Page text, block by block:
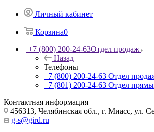
Личный кабинет
Корзина0
+7 (800) 200-24-63Отдел продаж
Назад
Телефоны
+7 (800) 200-24-63 Отдел
+7 (801) 200-24-63 Отдел
Контактная информация
456313, Челябинская обл., г. Миасс, ул.
g-s@gird.ru